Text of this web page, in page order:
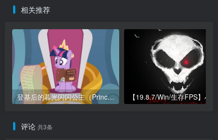
相关推荐
登基后的暮光闪闪公主（Princess Twilight Sparkle）
评论 共3条